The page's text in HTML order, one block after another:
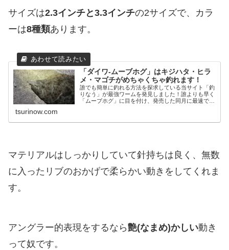
サイズは2.3インチと3.3インチの2サイズで、カラ
ーは8種類あります。
「ダイワ-ムーブホグ」はキジハタ・ヒラ
メ・マゴチがめちゃくちゃ釣れます！
誰でも簡単に釣れる方法を探求している当サイト「釣
りなう」が最強ワームを発見しました！誰よりも早く
「ムーブホグ」に目を付け、発売した同月に最速でソ
tsurinow.com
マテリアルはしっかりしていて針持ちは良く、無数
に入ったリブのおかげで柔らかい動きをしてくれま
す。
アングラー的表現をするなら艶(なまめ)かしい動き
って奴です。